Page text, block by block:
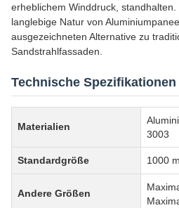
erheblichem Winddruck,
langlebige Natur von
ausgezeichneten Alternative zu
Sandstrahlfassaden.
Technische Spezifikationen
Materialien
3003
Standardgröße 1000
Andere Größen